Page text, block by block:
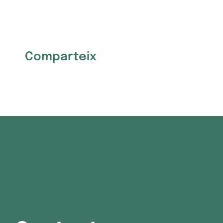
Comparteix